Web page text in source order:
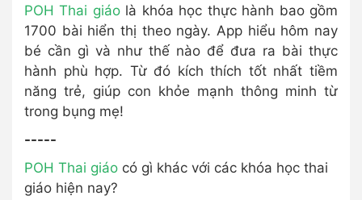
POH Thai giáolà khóa học thực hành bao gồm
1700 bài hiển thị theo ngày. App hiểu hôm nay
bé cần gì và như thế nào để đưa ra bài thực
hành phù hợp. Từ đó kích thích tốt nhất tiềm
năng trẻ, giúp con khỏe mạnh thông minh từ
trong bụng mẹ!
-----
POH Thai giáo có gì khác với các khóa học thai
giáo hiện nay?